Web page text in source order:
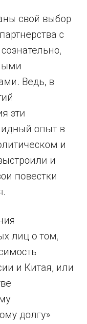
свой выбор
с
Ведь, в
эти
опыт в
и
и
повестки
лиц о том,
и Китая, или
долгу»